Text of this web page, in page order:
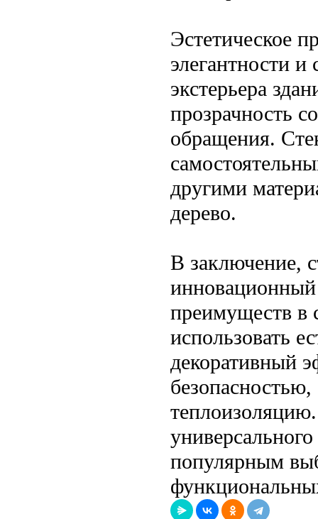
Эстетическое
элегантности
экстерьера
прозрачность
обращения.
другими
дерево.
В заключение,
преимуществ в
использовать
декоративный
популярным